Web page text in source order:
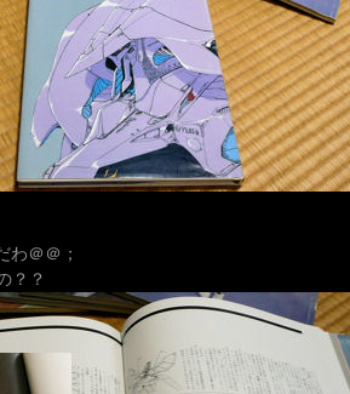
わ＠＠；
？？